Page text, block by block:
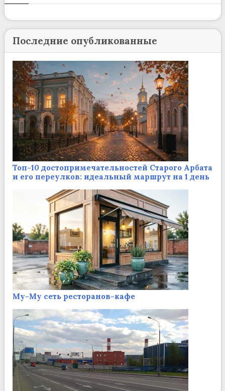
Последние опубликованные
Топ-10 достопримечательностей Старого Арбата
и его переулков: идеальный маршрут на 1 день
Му-Му сеть ресторанов-кафе